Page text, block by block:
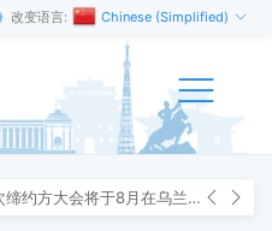
改变语言: Chinese (Simplified)
联合国防治荒漠化公约第十七次缔约方大会将于8月在乌兰巴托举行